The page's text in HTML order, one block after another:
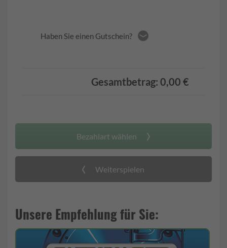
Haben Sie einen Gutschein?
Gesamtbetrag: 0,00 €
Weiterspielen
Bezahlart wählen
Unsere Empfehlung für Sie: